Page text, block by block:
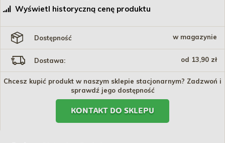
Wyświetl historyczną cenę produktu
Dostępność w magazynie
Dostawa: od 13,90 zł
Chcesz kupić produkt w naszym sklepie stacjonarnym? Zadzwoń i
sprawdź jego dostępność
KONTAKT DO SKLEPU